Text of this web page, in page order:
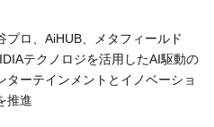
プロ、AiHUB、メタフィールド
テクノロジを活用したAI駆動の
ターテインメントとイノベーショ
推進